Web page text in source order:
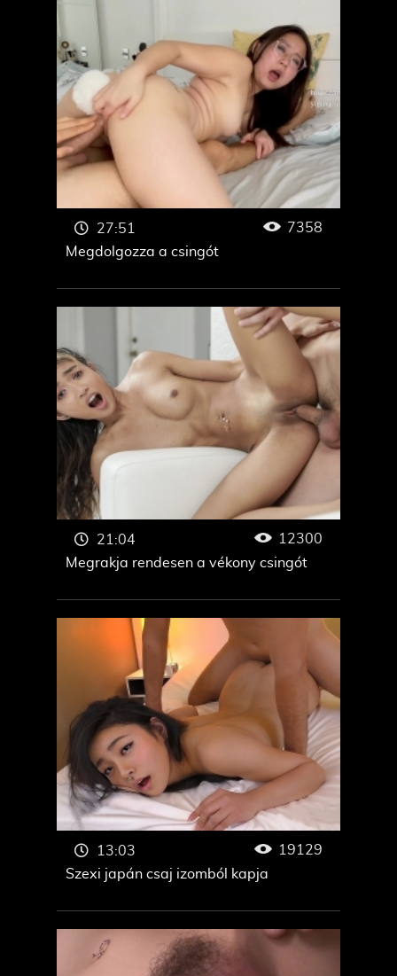
Megdolgozza a csingót
27:51 7358
Megrakja rendesen a vékony csingót
21:04 12300
Szexi japán csaj izomból kapja
13:03 19129